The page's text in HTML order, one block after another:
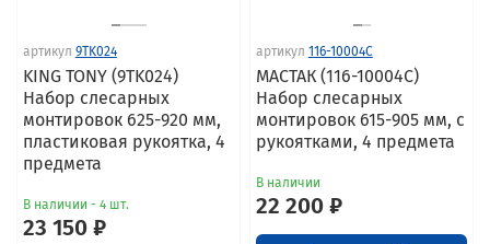
артикул 9TK024
KING TONY (9TK024)
Набор слесарных
монтировок 625-920 мм,
пластиковая рукоятка, 4
предмета
В наличии - 4 шт.
23 150 ₽
артикул 116-10004C
МАСТАК (116-10004C)
Набор слесарных
монтировок 615-905 мм, с
рукоятками, 4 предмета
В наличии
22 200 ₽